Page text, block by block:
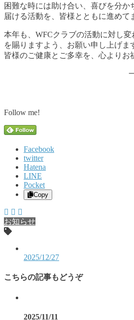
困難な時には助け合い、喜びを分か
届ける活動を、皆様とともに進めて
本年も、WFCクラブの活動に対し
を賜りますよう、お願い申し上げま
皆様のご健康とご多幸を、心よりお
Follow me!
Facebook
twitter
Hatena
LINE
Pocket
Copy
お知らせ
2025/12/27
こちらの記事もどうぞ
2025/11/11